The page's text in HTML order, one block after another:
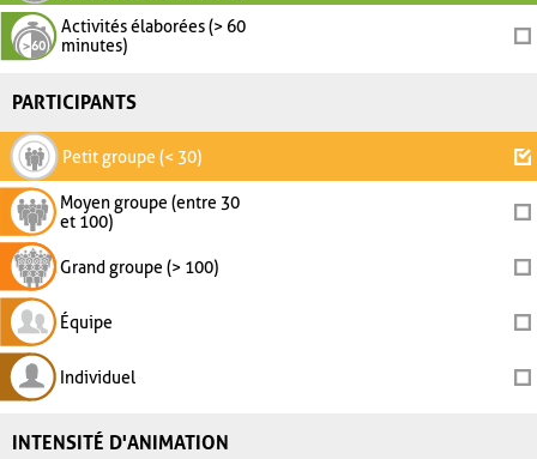
Activités élaborées (> 60
minutes)
PARTICIPANTS
Petit groupe (< 30)
Moyen groupe (entre 30
et 100)
Grand groupe (> 100)
Équipe
Individuel
INTENSITÉ D'ANIMATION